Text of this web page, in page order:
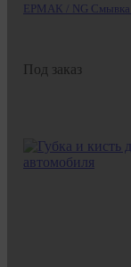
ЕРМАК / NG Смывка
Под заказ